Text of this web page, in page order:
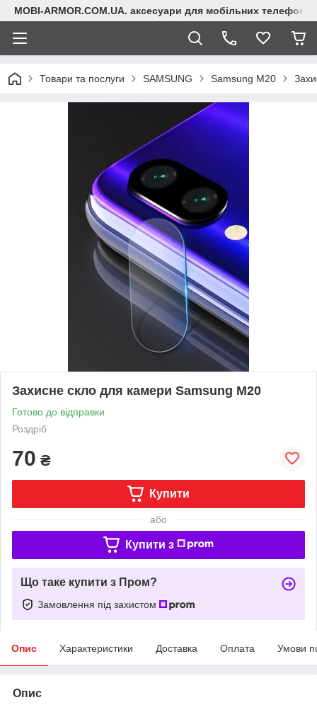
MOBI-ARMOR.COM.UA. аксесуари для мобільних телефонів
Товари та послуги SAMSUNG Samsung M20
Захисне скло для камери Samsung M20
Готово до відправки
Роздріб
70 ₴
Купити
або
Купити з
Що таке купити з Пром?
Замовлення під захистом
Опис Характеристики Доставка Оплата Умови
Опис